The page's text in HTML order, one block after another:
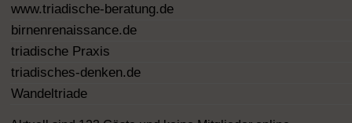
www.triadische-beratung.de
birnenrenaissance.de
triadische Praxis
triadisches-denken.de
Wandeltriade